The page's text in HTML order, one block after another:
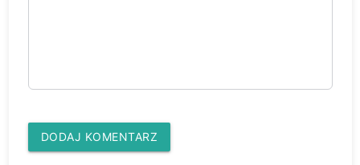
DODAJ KOMENTARZ